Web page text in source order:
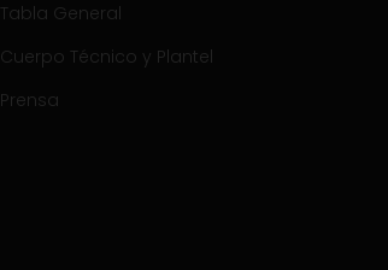
Tabla General
Cuerpo Técnico y Plantel
Prensa